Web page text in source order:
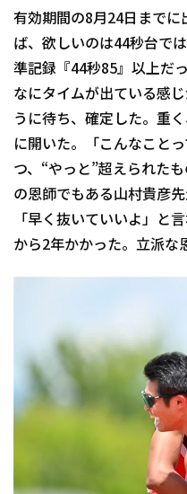
有効期間の8月24日までに
ば、欲しいのは44秒台で
準記録『44秒85』以上だ
なにタイムが出ている感
うに待ち、確定した。重
に開いた。「こんなこと
つ、“やっと”超えられた
の恩師でもある山村貴彦
「早く抜いていいよ」と
から2年かかった。立派な